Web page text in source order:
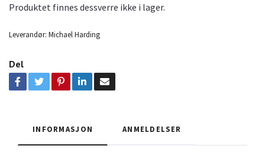
Produktet finnes dessverre ikke i lager.
Leverandør: Michael Harding
Del
INFORMASJON ANMELDELSER